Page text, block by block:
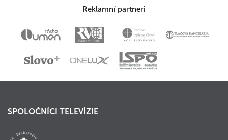
Reklamní partneri
SPOLOČNÍCI TELEVÍZIE